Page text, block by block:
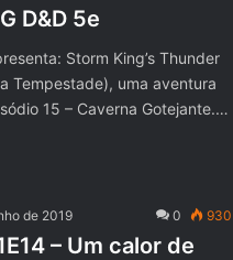
D&D 5e
Storm King’s Thunder
Tempestade), uma aventura
15 – Caverna Gotejante.…
de 2019 0 930
– Um calor de